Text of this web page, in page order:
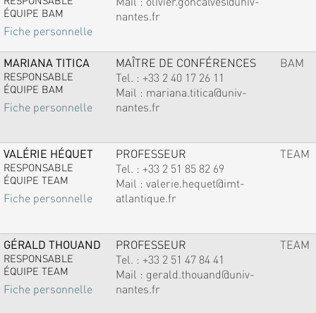
ÉQUIPE BAM
Fiche personnelle
nantes.fr
MARIANA TITICA
RESPONSABLE
ÉQUIPE BAM
Fiche personnelle
MAÎTRE DE CONFÉRENCES
Tel. : +33 2 40 17 26 11
Mail : mariana.titica@univ-
nantes.fr
BAM
VALÉRIE HÉQUET
RESPONSABLE
ÉQUIPE TEAM
Fiche personnelle
PROFESSEUR
Tel. : +33 2 51 85 82 69
Mail : valerie.hequet@imt-
atlantique.fr
TEAM
GÉRALD THOUAND
RESPONSABLE
ÉQUIPE TEAM
Fiche personnelle
PROFESSEUR
Tel. : +33 2 51 47 84 41
Mail : gerald.thouand@univ-
nantes.fr
TEAM